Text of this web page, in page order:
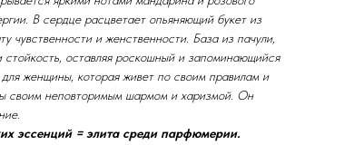
В сердце расцветает опьяняющий букет из
чувственности и женственности. База из пачули,
оставляя роскошный и запоминающийся
женщины, которая живет по своим правилам и
своим неповторимым шармом и харизмой. Он
эссенций = элита среди парфюмерии.